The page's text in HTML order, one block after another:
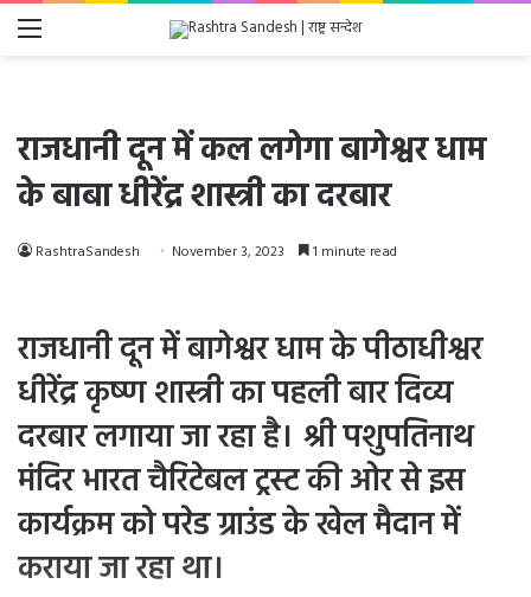
Menu
राजधानी दून में कल लगेगा बागेश्वर धाम
के बाबा धीरेंद्र शास्त्री का दरबार
RashtraSandesh November 3, 2023 1 minute read
राजधानी दून में बागेश्वर धाम के पीठाधीश्वर
धीरेंद्र कृष्ण शास्त्री का पहली बार दिव्य
दरबार लगाया जा रहा है। श्री पशुपतिनाथ
मंदिर भारत चैरिटेबल ट्रस्ट की ओर से इस
कार्यक्रम को परेड ग्राउंड के खेल मैदान में
कराया जा रहा था।